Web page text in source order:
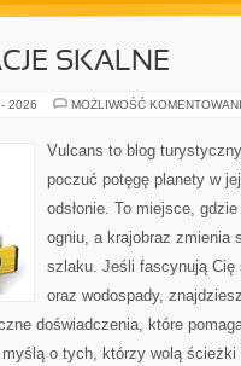
SKALNE
2026 MOŻLIWOŚĆ
Vulcans to blog
poczuć potęgę planety w
odsłonie. To miejsce,
ogniu, a krajobraz zmienia
szlaku. Jeśli fascynują
oraz wodospady,
doświadczenia, które
o tych, którzy wolą ścieżki